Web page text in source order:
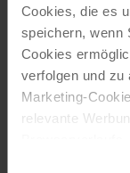
Cookies, die es
speichern, wenn
Cookies
verfolgen und zu
Marketing-
relevante